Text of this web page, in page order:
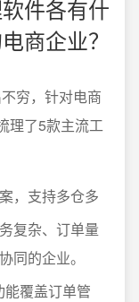
件各有什
商企业？
穷，针对电商
理了5款主流工
，支持多仓多
复杂、订单量
同的企业。
能覆盖订单管